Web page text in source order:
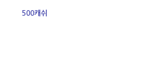
500캐쉬